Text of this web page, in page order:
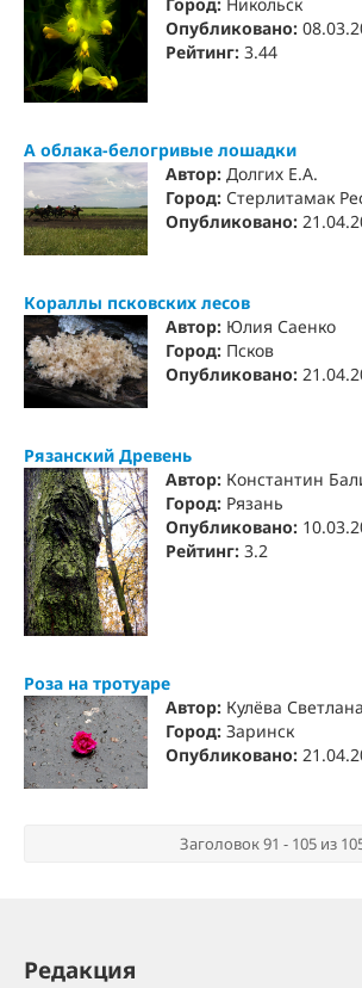
Опубликовано:
Рейтинг:3.44
А облака-белогривые лошадки
Автор:Долгих Е.А.
Город:Стерлитамак
Опубликовано:
Кораллы псковских лесов
Автор: Юлия Саенко
Город: Псков
Опубликовано:
Рязанский Древень
Автор: Константин
Город: Рязань
Опубликовано:
Рейтинг:3.2
Роза на тротуаре
Автор: Кулёва Светлана
Город:Заринск
Опубликовано:
Заголовок 91 - 105 из
Редакция